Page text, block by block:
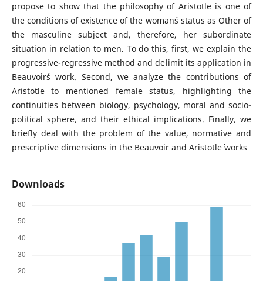
propose to show that the philosophy of Aristotle is one of
the conditions of existence of the woman´s status as Other of
the masculine subject and, therefore, her subordinate
situation in relation to men. To do this, first, we explain the
progressive-regressive method and delimit its application in
Beauvoir´s work. Second, we analyze the contributions of
Aristotle to mentioned female status, highlighting the
continuities between biology, psychology, moral and socio-
political sphere, and their ethical implications. Finally, we
briefly deal with the problem of the value, normative and
prescriptive dimensions in the Beauvoir and Aristotle´ works
Downloads